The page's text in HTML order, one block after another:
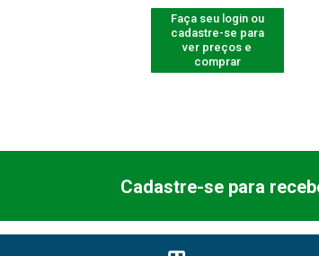
Faça seu login ou
cadastre-se para
ver preços e
comprar
Cadastre-se para